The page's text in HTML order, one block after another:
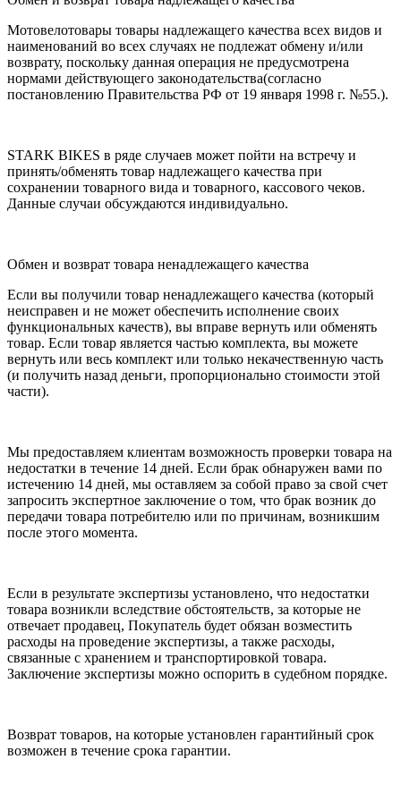
Мотовелотовары товары надлежащего качества всех видов и
наименований во всех случаях не подлежат обмену и/или
возврату, поскольку данная операция не предусмотрена
нормами действующего законодательства(согласно
постановлению Правительства РФ от 19 января 1998 г. №55.).
STARK BIKES в ряде случаев может пойти на встречу и
принять/обменять товар надлежащего качества при
сохранении товарного вида и товарного, кассового чеков.
Данные случаи обсуждаются индивидуально.
Обмен и возврат товара ненадлежащего качества
Если вы получили товар ненадлежащего качества (который
неисправен и не может обеспечить исполнение своих
функциональных качеств), вы вправе вернуть или обменять
товар. Если товар является частью комплекта, вы можете
вернуть или весь комплект или только некачественную часть
(и получить назад деньги, пропорционально стоимости этой
части).
Мы предоставляем клиентам возможность проверки товара на
недостатки в течение 14 дней. Если брак обнаружен вами по
истечению 14 дней, мы оставляем за собой право за свой счет
запросить экспертное заключение о том, что брак возник до
передачи товара потребителю или по причинам, возникшим
после этого момента.
Если в результате экспертизы установлено, что недостатки
товара возникли вследствие обстоятельств, за которые не
отвечает продавец, Покупатель будет обязан возместить
расходы на проведение экспертизы, а также расходы,
связанные с хранением и транспортировкой товара.
Заключение экспертизы можно оспорить в судебном порядке.
Возврат товаров, на которые установлен гарантийный срок
возможен в течение срока гарантии.